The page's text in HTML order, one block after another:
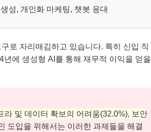
성, 개인화 마케팅, 챗봇 응대
로 자리매김하고 있습니다. 특히 신입 직
에 생성형 AI를 통해 재무적 이익을 얻을
및 데이터 확보의 어려움(32.0%), 보안
도입을 위해서는 이러한 과제들을 해결